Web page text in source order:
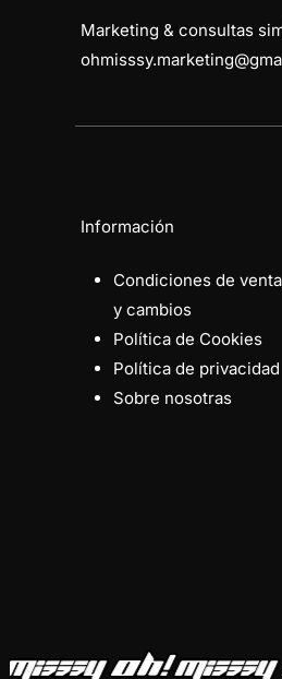
Marketing & consultas
Información
Condiciones de
y cambios
Política de Cookies
Política de privacidad
Sobre nosotras